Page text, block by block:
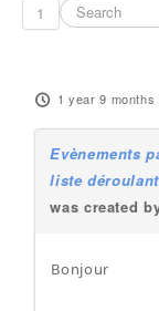
1
1 year 9 months
Evènements
liste
was created
Bonjour